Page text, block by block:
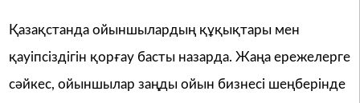
Қазақстанда ойыншылардың құқықтары мен
қауіпсіздігін қорғау басты назарда. Жаңа ережелерге
сәйкес, ойыншылар заңды ойын бизнесі шеңберінде